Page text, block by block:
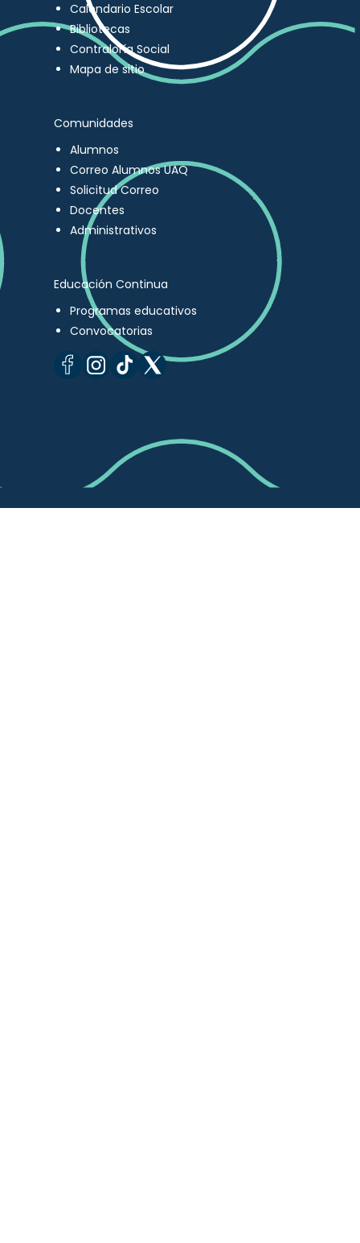
Calendario Escolar
Bibliotecas
Contraloría Social
Mapa de sitio
Comunidades
Alumnos
Correo Alumnos UAQ
Solicitud Correo
Docentes
Administrativos
Educación Continua
Programas educativos
Convocatorias